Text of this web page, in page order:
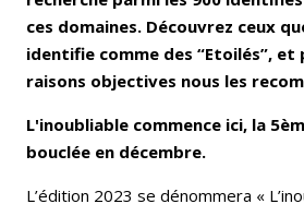
ces domaines. Découvrez ceux
identifie comme des “Etoilés”, et
raisons objectives nous les
L'inoubliable commence ici, la
bouclée en décembre.
L’édition 2023 se dénommera «